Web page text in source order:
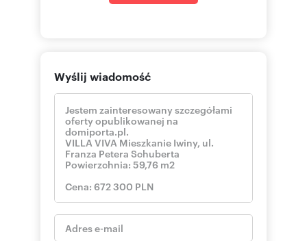
Wyślij wiadomość